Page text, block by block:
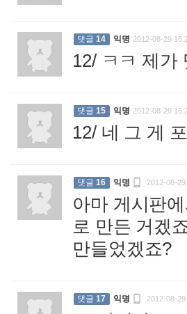
댓글 14 익명 2012-08-29
12/ ㅋㅋ 제가
댓글 15 익명 2012-08-29
12/ 네 그 게
댓글 16 익명  2012-08-
아마 게시판
로 만든 거겠
만들었겠죠?
댓글 17 익명  2012-08-